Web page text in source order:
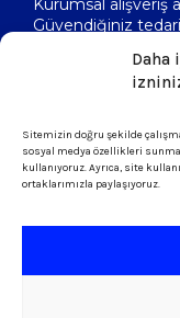
Daha
Sitemizin doğru şekilde
sosyal medya özellikleri
kullanıyoruz. Ayrıca, site
ortaklarımızla paylaşıyoruz.
Kurumsal alışveriş
Güvendiğiniz